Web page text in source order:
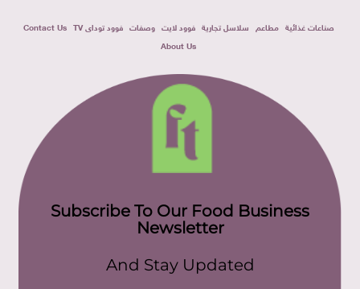
صناعات غذائية مطاعم سلاسل تجارية فوود لايت وصفات فوود توداى TV
Contact Us
About Us
Subscribe To Our Food Business
Newsletter
And Stay Updated